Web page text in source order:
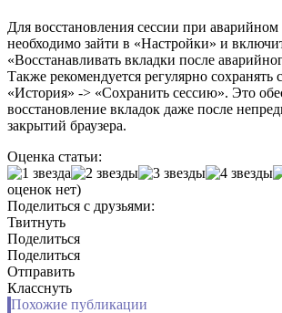
Для восстановления сессии при
необходимо зайти в «Настройки» и
«Восстанавливать вкладки после
Также рекомендуется регулярно сохранять
«История» -> «Сохранить сессию». Это
восстановление вкладок даже после
закрытий браузера.
Оценка статьи:
оценок нет)
Поделиться с друзьями:
Твитнуть
Поделиться
Поделиться
Отправить
Класснуть
Похожие публикации